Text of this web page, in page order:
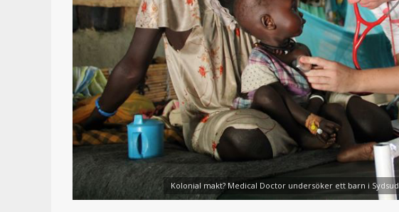
Kolonial makt? Medical Doctor undersöker ett barn i